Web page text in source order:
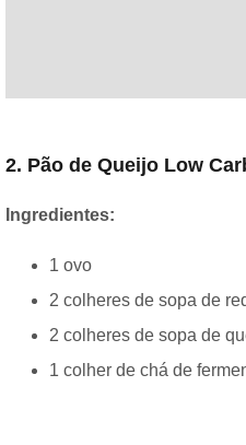
2. Pão de Queijo Low
Ingredientes:
1 ovo
2 colheres de sopa de
2 colheres de sopa de
1 colher de chá de